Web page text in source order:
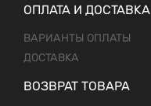
ОПЛАТА И ДОСТАВКА
ВАРИАНТЫ ОПЛАТЫ
ДОСТАВКА
ВОЗВРАТ ТОВАРА